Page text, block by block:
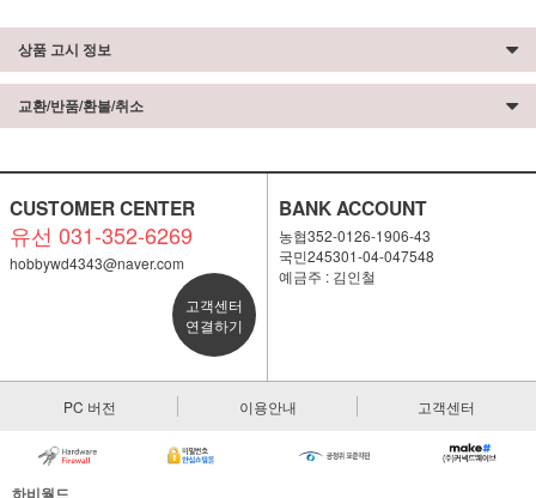
상품 고시 정보
교환/반품/환불/취소
CUSTOMER CENTER
유선 031-352-6269
hobbywd4343@naver.com
고객센터
연결하기
BANK ACCOUNT
농협352-0126-1906-43
국민245301-04-047548
예금주 : 김인철
PC 버전 이용안내 고객센터
하비월드